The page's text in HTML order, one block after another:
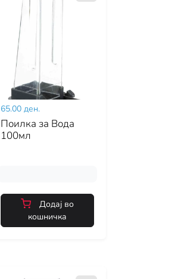
65.00 ден.
Поилка за Вода
100мл
Додај во
кошничка